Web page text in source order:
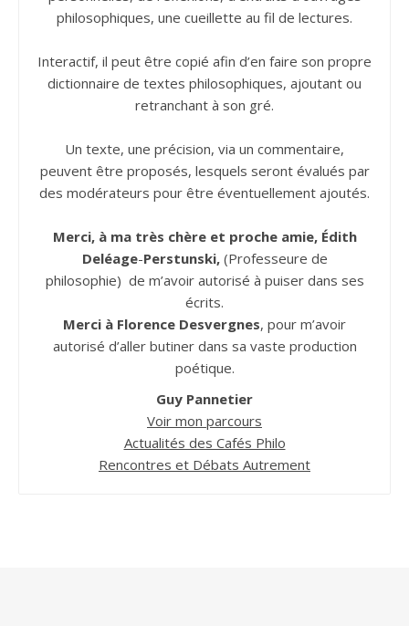
philosophiques, une cueillette au fil de lectures.
Interactif, il peut être copié afin d’en faire son propre
dictionnaire de textes philosophiques, ajoutant ou
retranchant à son gré.
Un texte, une précision, via un commentaire,
peuvent être proposés, lesquels seront évalués par
des modérateurs pour être éventuellement ajoutés.
Merci, à ma très chère et proche amie, Édith
Deléage-Perstunski,(Professeure de
philosophie) de m’avoir autorisé à puiser dans ses
écrits.
Merci à Florence Desvergnes, pour m’avoir
autorisé d’aller butiner dans sa vaste production
poétique.
Guy Pannetier
Voir mon parcours
Actualités des Cafés Philo
Rencontres et Débats Autrement